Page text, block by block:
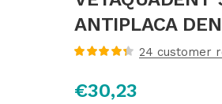
ANTIPLACA
en base a
valoraciones
24 customer
€30,23